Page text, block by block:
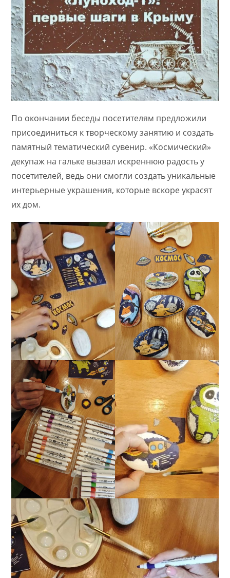
По окончании беседы посетителям предложили
присоединиться к творческому занятию и создать
памятный тематический сувенир. «Космический»
декупаж на гальке вызвал искреннюю радость у
посетителей, ведь они смогли создать уникальные
интерьерные украшения, которые вскоре украсят
их дом.